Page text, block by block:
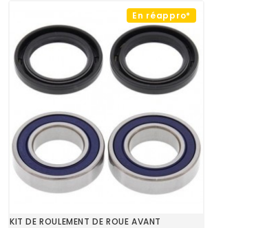
En réappro*
KIT DE ROULEMENT DE ROUE AVANT